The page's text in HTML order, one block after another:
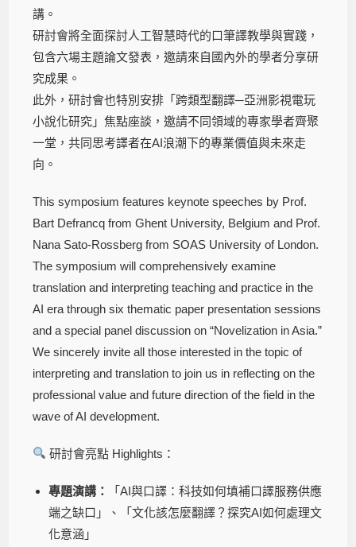
講。
研討會將全面探討人工智慧時代的口筆譯教學與實踐，
包含六場主題論文發表，邀請來自國內外的學者分享研
究成果。
此外，研討會也特別安排「跨類型翻譯─亞洲影視電玩
小說化研究」焦點座談，邀請不同領域的專家學者齊聚
一堂，共同思考譯者在AI浪潮下的專業價值與未來走
向。
This symposium features keynote speeches by Prof.
Bart Defrancq from Ghent University, Belgium and Prof.
Nana Sato-Rossberg from SOAS University of London.
The symposium will comprehensively examine
translation and interpreting teaching and practice in the
AI era through six thematic paper presentation sessions
and a special panel discussion on “Novelization in Asia.”
We sincerely invite all those interested in the topic of
interpreting and translation to join us in reflecting on the
professional value and future direction of the field in the
wave of AI development.
研討會亮點 Highlights：
專題演講：
「AI與口譯：科技如何填補口譯服務供應
端之缺口」、「文化該怎麼翻譯？探究AI如何處理文
化意涵」